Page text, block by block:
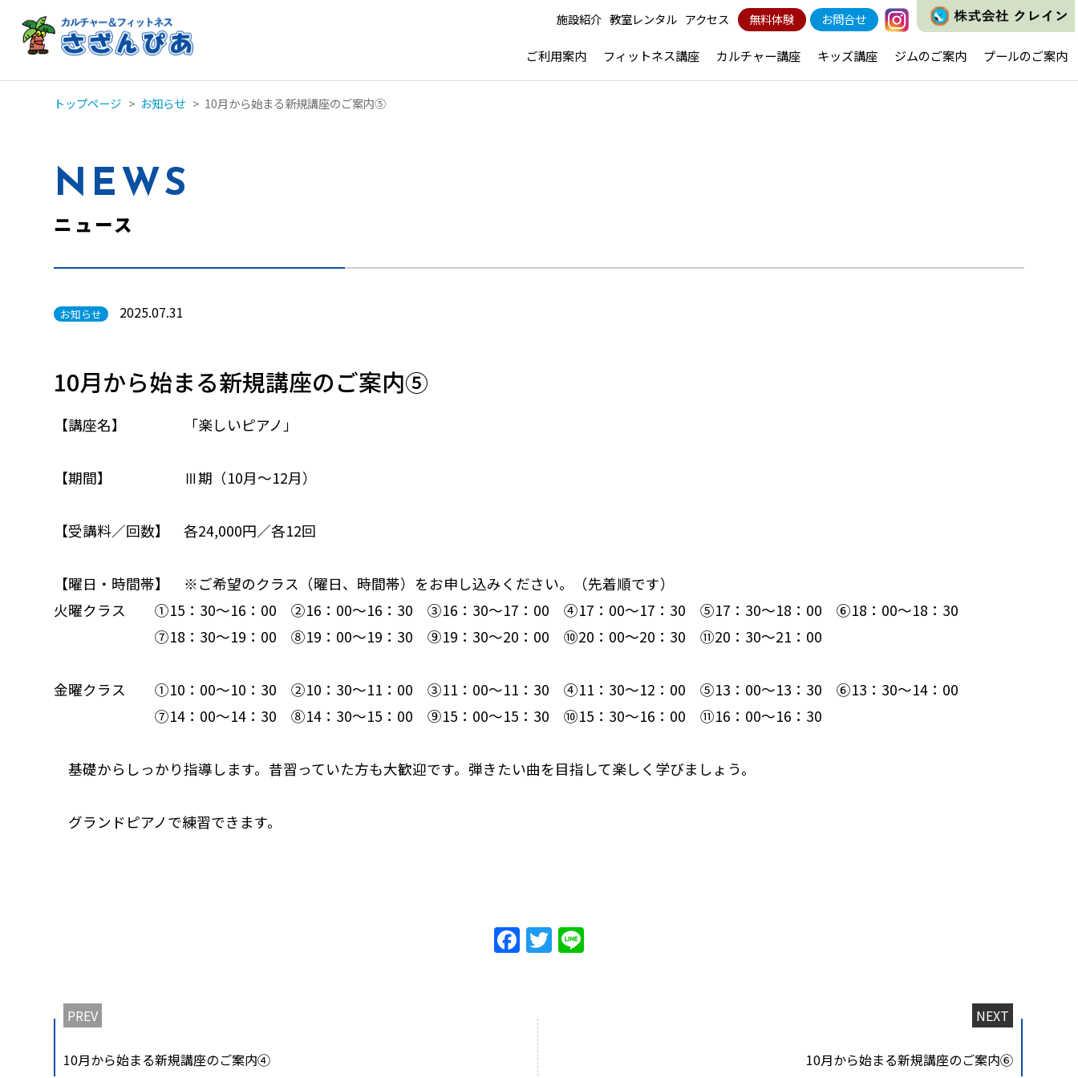
施設紹介 教室レンタル アクセス 無料体験 お問合せ
ご利用案内 フィットネス講座 カルチャー講座 キッズ講座 ジムのご案内 プールのご案内
トップページ > お知らせ > 10月から始まる新規講座のご案内⑤
NEWS
ニュース
お知らせ 2025.07.31
10月から始まる新規講座のご案内⑤
【講座名】 「楽しいピアノ」
【期間】 Ⅲ期（10月～12月）
【受講料／回数】 各24,000円／各12回
【曜日・時間帯】 ※ご希望のクラス（曜日、時間帯）をお申し込みください。（先着順です）
火曜クラス ①15：30～16：00 ②16：00～16：30 ③16：30～17：00 ④17：00～17：30 ⑤17：30～18：00 ⑥18：00～18：30
⑦18：30～19：00 ⑧19：00～19：30 ⑨19：30～20：00 ⑩20：00～20：30 ⑪20：30～21：00
金曜クラス ①10：00～10：30 ②10：30～11：00 ③11：00～11：30 ④11：30～12：00 ⑤13：00～13：30 ⑥13：30～14：00
⑦14：00～14：30 ⑧14：30～15：00 ⑨15：00～15：30 ⑩15：30～16：00 ⑪16：00～16：30
基礎からしっかり指導します。昔習っていた方も大歓迎です。弾きたい曲を目指して楽しく学びましょう。
グランドピアノで練習できます。
F
a
e
b
o
T
w
PREV
10月から始まる新規講座のご案内④
NEXT
10月から始まる新規講座のご案内⑥